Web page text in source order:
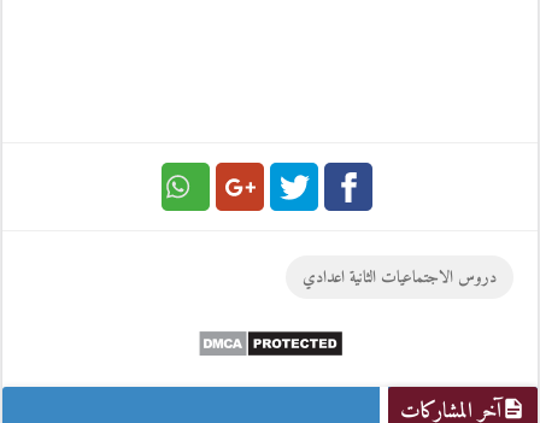
دروس الاجتماعيات الثانية اعدادي
آخر المشاركات